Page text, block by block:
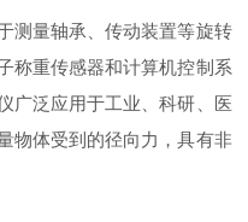
测量轴承、传动装置等旋转
称重传感器和计算机控制系
广泛应用于工业、科研、医
物体受到的径向力，具有非